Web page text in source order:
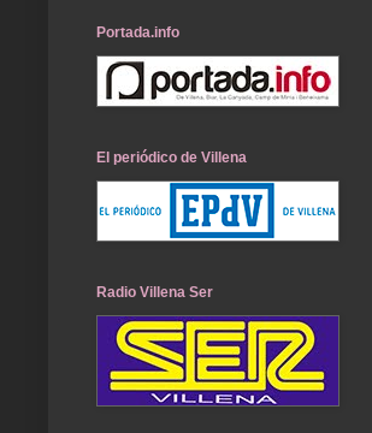
Portada.info
El periódico de Villena
Radio Villena Ser